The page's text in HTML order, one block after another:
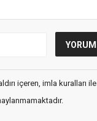
içeren, imla kuralları ile